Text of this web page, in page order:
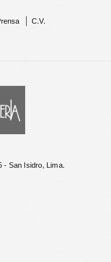
C.V.
- San Isidro, Lima.